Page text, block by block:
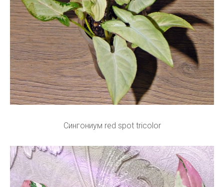
Сингониум red spot tricolor